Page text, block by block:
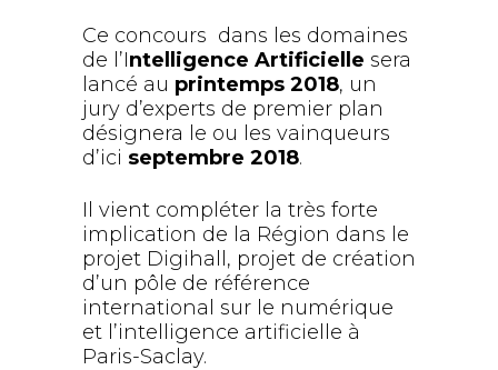
Ce concours dans les domaines
de l’Intelligence Artificielle sera
lancé au printemps 2018, un
jury d’experts de premier plan
désignera le ou les vainqueurs
d’ici septembre 2018.
Il vient compléter la très forte
implication de la Région dans le
projet Digihall, projet de création
d’un pôle de référence
international sur le numérique
et l’intelligence artificielle à
Paris-Saclay.